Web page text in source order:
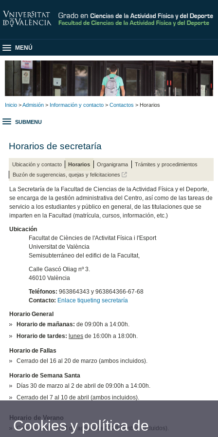
MENÚ
Inicio >Admisión > Información y contacto > Contactos > Horarios
SUBMENU
Horarios de secretaría
Ubicación y contacto Horarios Organigrama
Trámites y procedimientos
Buzón de sugerencias, quejas y felicitaciones
La Secretaría de la Facultad de Ciencias de la Actividad Física y el Deporte,
se encarga de la gestión administrativa del Centro, así como de las tareas de
servicio a los estudiantes y público en general, de las titulaciones que se
imparten en la Facultad (matrícula, cursos, información, etc.)
Ubicación
Facultat de Ciències de l'Activitat Física i l'Esport
Universitat de València
Semisubterráneo del edifici de la Facultat,
Calle Gascó Oliag nº 3.
46010 València
Teléfonos:963864343 y 963864366-67-68
Contacto: Enlace tiqueting secretaría
Horario General
Horario de mañanas: de 09:00h a 14:00h.
Horario de tardes: lunes de 16:00h a 18:00h.
Horario de Fallas
Cerrado del 16 al 20 de marzo (ambos incluidos).
Horario de Semana Santa
Días 30 de marzo al 2 de abril de 09:00h a 14:00h.
Cerrado del 7 al 10 de abril (ambos incluidos).
Horario de Verano
Cerrado del 3 al 28 de agosto de 2026 (ambos incluidos).
Cookies y política de